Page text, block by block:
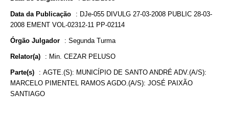
Data da Publicação : DJe-055 DIVULG 27-03-2008 PUBLIC 28-03-
2008 EMENT VOL-02312-11 PP-02114
Órgão Julgador : Segunda Turma
Relator(a) : Min. CEZAR PELUSO
Parte(s) : AGTE.(S): MUNICÍPIO DE SANTO ANDRÉ ADV.(A/S):
MARCELO PIMENTEL RAMOS AGDO.(A/S): JOSÉ PAIXÃO
SANTIAGO